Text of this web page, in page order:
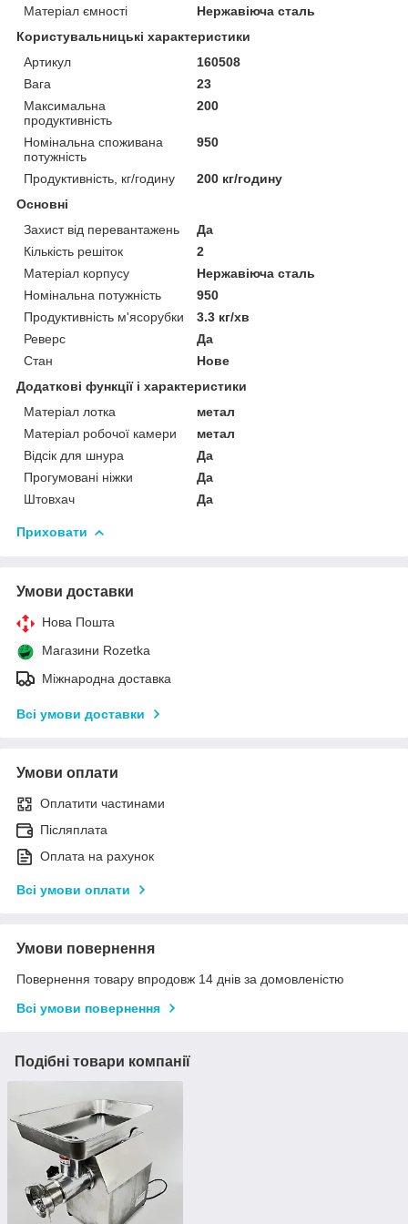
Матеріал ємності
Нержавіюча сталь
Користувальницькі характеристики
Артикул
160508
Вага
23
Максимальна
продуктивність
200
Номінальна споживана
потужність
950
Продуктивність, кг/годину
200 кг/годину
Основні
Захист від перевантажень
Да
Кількість решіток
2
Матеріал корпусу
Нержавіюча сталь
Номінальна потужність
950
Продуктивність м'ясорубки
3.3 кг/хв
Реверс
Да
Стан
Нове
Додаткові функції і характеристики
Матеріал лотка
метал
Матеріал робочої камери
метал
Відсік для шнура
Да
Прогумовані ніжки
Да
Штовхач
Да
Приховати
Умови доставки
Нова Пошта
Магазини Rozetka
Міжнародна доставка
Всі умови доставки
Умови оплати
Оплатити частинами
Післяплата
Оплата на рахунок
Всі умови оплати
Умови повернення
Повернення товару впродовж 14 днів за домовленістю
Всі умови повернення
Подібні товари компанії